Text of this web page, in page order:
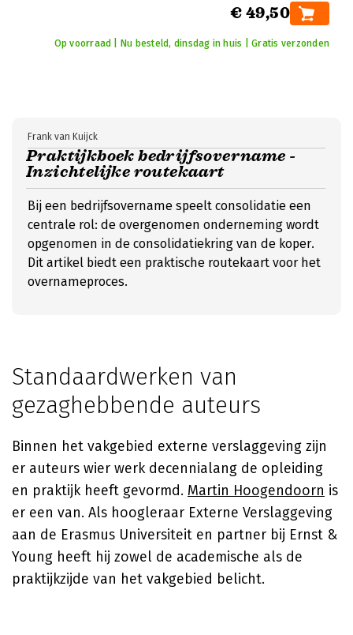
€ 49,50
Op voorraad | Nu besteld, dinsdag in huis | Gratis verzonden
Praktijkboek bedrijfsovername -
Inzichtelijke routekaart
Frank van Kuijck
Bij een bedrijfsovername speelt consolidatie een
centrale rol: de overgenomen onderneming wordt
opgenomen in de consolidatiekring van de koper.
Dit artikel biedt een praktische routekaart voor het
overnameproces.
Standaardwerken van
gezaghebbende auteurs
Binnen het vakgebied externe verslaggeving zijn
er auteurs wier werk decennialang de opleiding
en praktijk heeft gevormd. Martin Hoogendoorn is
er een van. Als hoogleraar Externe Verslaggeving
aan de Erasmus Universiteit en partner bij Ernst &
Young heeft hij zowel de academische als de
praktijkzijde van het vakgebied belicht.